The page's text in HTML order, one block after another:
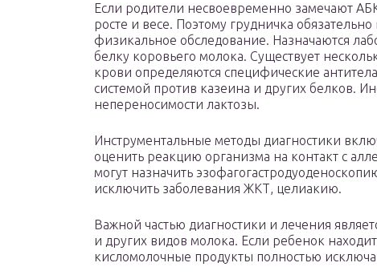
Если родители несвоевременно замечают
росте и весе. Поэтому грудничка
физикальное обследование. Назначаются
белку коровьего молока. Существует
крови определяются специфические
системой против казеина и других белков.
непереносимости лактозы.
Инструментальные методы диагностики
оценить реакцию организма на контакт с
могут назначить
исключить заболевания ЖКТ, целиакию.
Важной частью диагностики и лечения
и других видов молока. Если ребенок
кисломолочные продукты полностью